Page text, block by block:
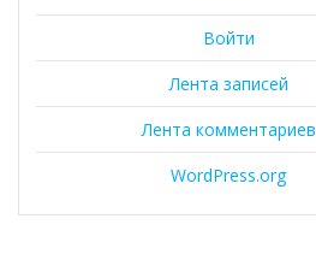
Войти
Лента записей
Лента комментариев
WordPress.org